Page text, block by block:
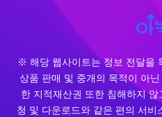
※ 해당 웹사이트는 정보 전달을
상품 판매 및 중개의 목적이 아
한 지적재산권 또한 침해하지
청 및 다운로드와 같은 편의 서